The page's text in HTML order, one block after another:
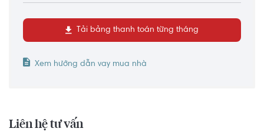
Tải bảng thanh toán từng tháng
Xem hướng dẫn vay mua nhà
Liên hệ tư vấn